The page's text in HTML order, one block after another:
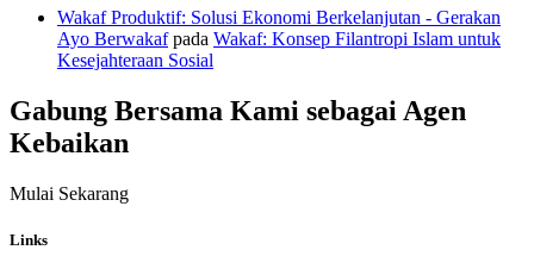
Wakaf Produktif: Solusi Ekonomi Berkelanjutan - Gerakan
Ayo Berwakafpada Wakaf: Konsep Filantropi Islam untuk
Kesejahteraan Sosial
Gabung Bersama Kami sebagai Agen
Kebaikan
Mulai Sekarang
Links